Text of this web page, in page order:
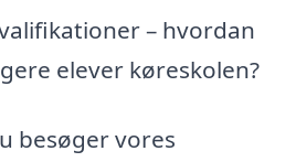
– hvordan
elever køreskolen?
besøger vores